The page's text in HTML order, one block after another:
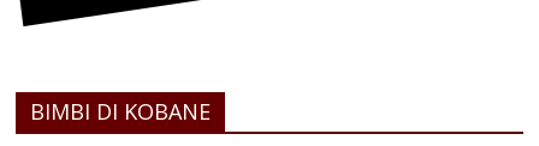
BIMBI DI KOBANE